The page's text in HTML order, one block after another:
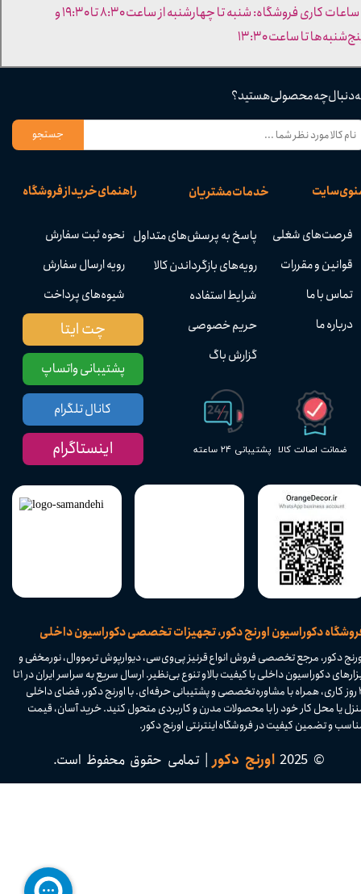
دکوراسیون اورنج دکور، تجهیزات تخصصی دکوراسیون داخلی
پشتیبانی ۲۴ ساعته ضمانت اصالت کالا
راهنمای خرید از فروشگاه
نحوه ثبت سفارش
رویه ارسال سفارش
شیوه‌های پرداخت
خدمات مشتریان
پاسخ به پرسش‌های متداول
رویه‌های بازگرداندن کالا
شرایط استفاده
حریم خصوصی
گزارش باگ
سایت
فرصت‌های شغلی
قوانین و مقررات
تماس با ما
درباره ما
دنبال چه محصولی هستید؟
جستجو
دکور، مرجع تخصصی فروش انواع قرنیز پی‌وی‌سی، دیوارپوش ترمووال، نورمخفی و
ابزارهای دکوراسیون داخلی با کیفیت بالا و تنوع بی‌نظیر. ارسال سریع به سراسر ایران در ۱ تا
۴ روز کاری، همراه با مشاوره تخصصی و پشتیبانی حرفه‌ای. با اورنج دکور، فضای داخلی
یا محل کار خود را با محصولات مدرن و کاربردی متحول کنید. خرید آسان، قیمت
و تضمین کیفیت در فروشگاه اینترنتی اورنج دکور.​​​​​​​
© 2025 اورنج دکور| تمامی حقوق محفوظ است.​​​​​​​
پشتیبانی واتساپ
چت ایتا
کانال تلگرام
اینستاگرام
- ساعات کاری فروشگاه: شنبه تا چهارشنبه از ساعت ۸:۳۰ تا ۱۹:۳۰ و
تا ساعت ۱۳:۳۰​​​​​​​